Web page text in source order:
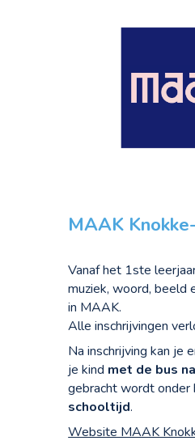
MAAK
Vanaf het 1ste
muziek, woord, beeld
in MAAK.
Alle inschrijvingen
Na inschrijving kan je
je kind met de bus
gebracht wordt onder
schooltijd.
Website MAAK